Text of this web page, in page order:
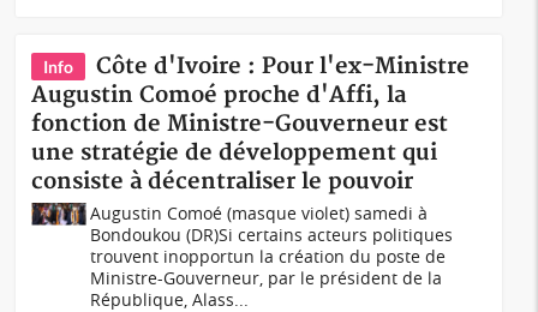
Info
Côte d'Ivoire : Pour l'ex-Ministre
Augustin Comoé proche d'Affi, la
fonction de Ministre-Gouverneur est
une stratégie de développement qui
consiste à décentraliser le pouvoir
Augustin Comoé (masque violet) samedi à
Bondoukou (DR)Si certains acteurs politiques
trouvent inopportun la création du poste de
Ministre-Gouverneur, par le président de la
République, Alass...